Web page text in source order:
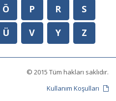
Ö P R
S
Ü V Y Z
© 2015 Tüm hakları saklıdır.
Kullanım Koşulları